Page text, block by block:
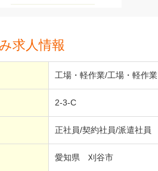
求人情報
工場・軽作業/工場・軽作業
2-3-C
正社員/契約社員/派遣社員
愛知県 刈谷市